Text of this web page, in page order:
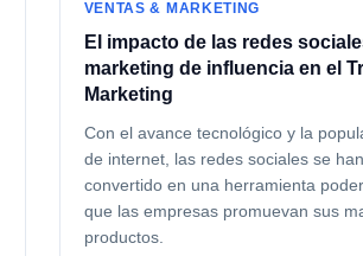
VENTAS & MARKETING
El impacto de las redes
marketing de influencia en el
Marketing
Con el avance tecnológico y la
de internet, las redes sociales se han
convertido en una herramienta
que las empresas promuevan sus
productos.